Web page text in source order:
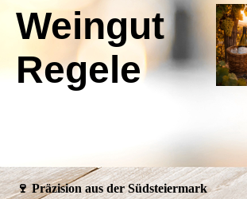
Weingut
Regele
🍷 Präzision aus der Südsteiermark